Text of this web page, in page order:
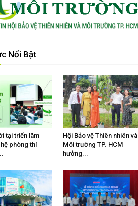
Nổi Bật
tại triển lãm
phòng thí
Hội Bảo vệ Thiên nhiên và
Môi trường TP. HCM
hưởng...